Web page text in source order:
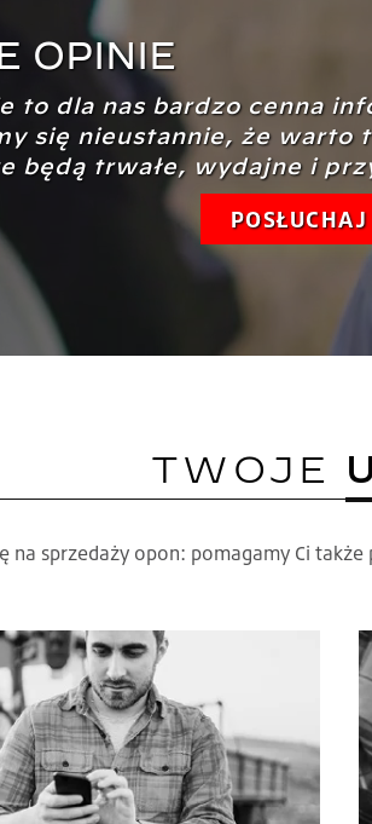
OPINIE
to dla nas bardzo cenna
się nieustannie, że warto
będą trwałe, wydajne i
TWOJE
na sprzedaży opon: pomagamy Ci